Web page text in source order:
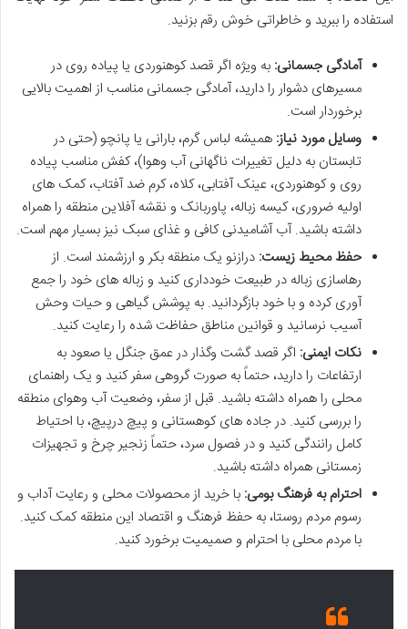
استفاده را ببرید و خاطراتی خوش رقم بزنید.
آمادگی جسمانی: به ویژه اگر قصد کوهنوردی یا پیاده روی در
مسیرهای دشوار را دارید، آمادگی جسمانی مناسب از اهمیت بالایی
برخوردار است.
وسایل مورد نیاز: همیشه لباس گرم، بارانی یا پانچو (حتی در
تابستان به دلیل تغییرات ناگهانی آب وهوا)، کفش مناسب پیاده
روی و کوهنوردی، عینک آفتابی، کلاه، کرم ضد آفتاب، کمک های
اولیه ضروری، کیسه زباله، پاوربانک و نقشه آفلاین منطقه را همراه
داشته باشید. آب آشامیدنی کافی و غذای سبک نیز بسیار مهم است.
حفظ محیط زیست: درازنو یک منطقه بکر و ارزشمند است. از
رهاسازی زباله در طبیعت خودداری کنید و زباله های خود را جمع
آوری کرده و با خود بازگردانید. به پوشش گیاهی و حیات وحش
آسیب نرسانید و قوانین مناطق حفاظت شده را رعایت کنید.
نکات ایمنی: اگر قصد گشت وگذار در عمق جنگل یا صعود به
ارتفاعات را دارید، حتماً به صورت گروهی سفر کنید و یک راهنمای
محلی را همراه داشته باشید. قبل از سفر، وضعیت آب وهوای منطقه
را بررسی کنید. در جاده های کوهستانی و پیچ درپیچ، با احتیاط
کامل رانندگی کنید و در فصول سرد، حتماً زنجیر چرخ و تجهیزات
زمستانی همراه داشته باشید.
احترام به فرهنگ بومی: با خرید از محصولات محلی و رعایت آداب و
رسوم مردم روستا، به حفظ فرهنگ و اقتصاد این منطقه کمک کنید.
با مردم محلی با احترام و صمیمیت برخورد کنید.